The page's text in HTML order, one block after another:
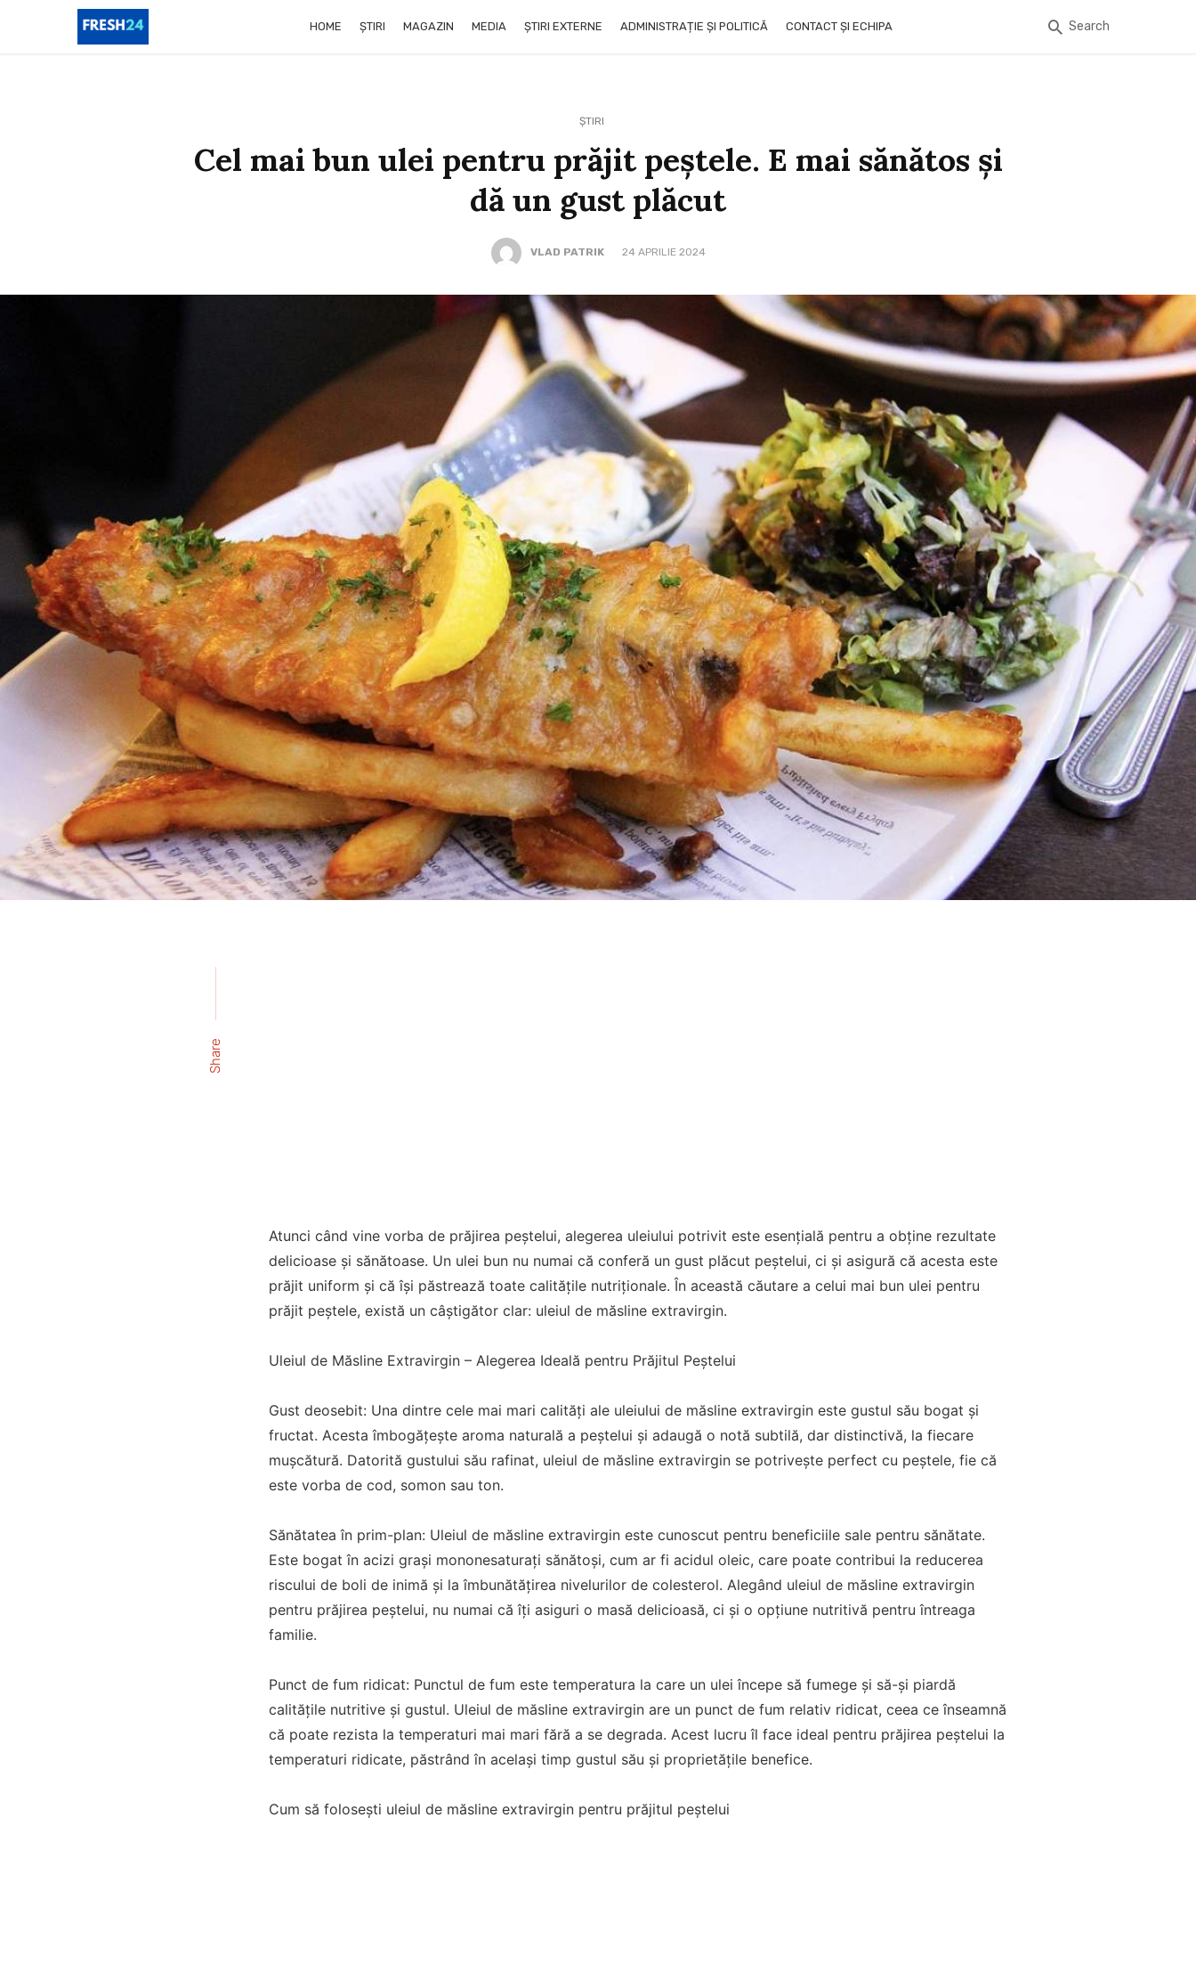
HOME ȘTIRI MAGAZIN MEDIA ȘTIRI EXTERNE ADMINISTRAȚIE ȘI POLITICĂ CONTACT ȘI ECHIPA Search
ȘTIRI
Cel mai bun ulei pentru prăjit peștele. E mai sănătos și
dă un gust plăcut
VLAD PATRIK 24 APRILIE 2024
Share
Atunci când vine vorba de prăjirea peștelui, alegerea uleiului potrivit este esențială pentru a obține rezultate
delicioase și sănătoase. Un ulei bun nu numai că conferă un gust plăcut peștelui, ci și asigură că acesta este
prăjit uniform și că își păstrează toate calitățile nutriționale. În această căutare a celui mai bun ulei pentru
prăjit peștele, există un câștigător clar: uleiul de măsline extravirgin.
Uleiul de Măsline Extravirgin – Alegerea Ideală pentru Prăjitul Peștelui
Gust deosebit: Una dintre cele mai mari calități ale uleiului de măsline extravirgin este gustul său bogat și
fructat. Acesta îmbogățește aroma naturală a peștelui și adaugă o notă subtilă, dar distinctivă, la fiecare
mușcătură. Datorită gustului său rafinat, uleiul de măsline extravirgin se potrivește perfect cu peștele, fie că
este vorba de cod, somon sau ton.
Sănătatea în prim-plan: Uleiul de măsline extravirgin este cunoscut pentru beneficiile sale pentru sănătate.
Este bogat în acizi grași mononesaturați sănătoși, cum ar fi acidul oleic, care poate contribui la reducerea
riscului de boli de inimă și la îmbunătățirea nivelurilor de colesterol. Alegând uleiul de măsline extravirgin
pentru prăjirea peștelui, nu numai că îți asiguri o masă delicioasă, ci și o opțiune nutritivă pentru întreaga
familie.
Punct de fum ridicat: Punctul de fum este temperatura la care un ulei începe să fumege și să-și piardă
calitățile nutritive și gustul. Uleiul de măsline extravirgin are un punct de fum relativ ridicat, ceea ce înseamnă
că poate rezista la temperaturi mai mari fără a se degrada. Acest lucru îl face ideal pentru prăjirea peștelui la
temperaturi ridicate, păstrând în același timp gustul său și proprietățile benefice.
Cum să folosești uleiul de măsline extravirgin pentru prăjitul peștelui